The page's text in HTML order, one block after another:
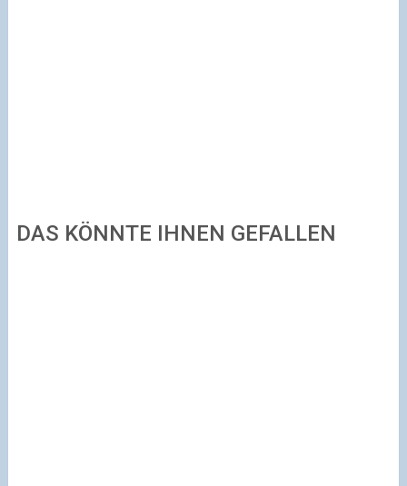
DAS KÖNNTE IHNEN GEFALLEN